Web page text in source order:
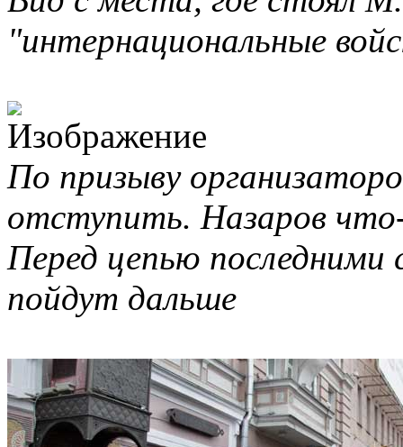
"интернациональные
По призыву
отступить. Назаров
Перед цепью
пойдут дальше